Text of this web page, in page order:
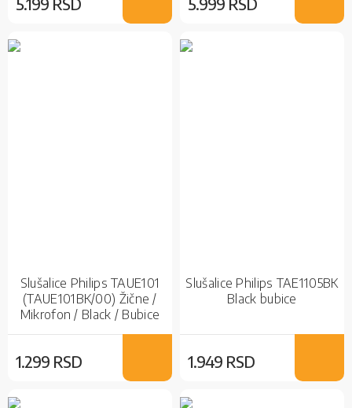
Slušalice Philips TAUE101
(TAUE101BK/00) Žične /
Mikrofon / Black / Bubice
1.299 RSD
Slušalice Philips TAE1105BK
Black bubice
1.949 RSD